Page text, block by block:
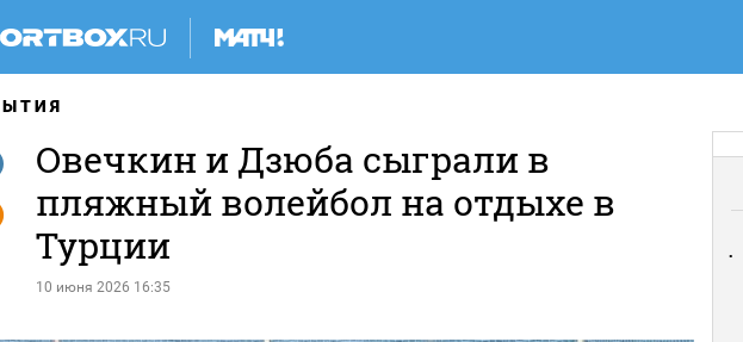
Овечкин и Дзюба сыграли в
пляжный волейбол на отдыхе в
Турции
10 июня 2026 16:35